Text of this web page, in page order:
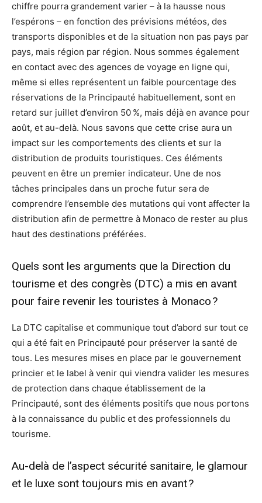
chiffre pourra grandement varier – à la hausse nous
l’espérons – en fonction des prévisions météos, des
transports disponibles et de la situation non pas pays par
pays, mais région par région. Nous sommes également
en contact avec des agences de voyage en ligne qui,
même si elles représentent un faible pourcentage des
réservations de la Principauté habituellement, sont en
retard sur juillet d’environ 50 %, mais déjà en avance pour
août, et au-delà. Nous savons que cette crise aura un
impact sur les comportements des clients et sur la
distribution de produits touristiques. Ces éléments
peuvent en être un premier indicateur. Une de nos
tâches principales dans un proche futur sera de
comprendre l’ensemble des mutations qui vont affecter la
distribution afin de permettre à Monaco de rester au plus
haut des destinations préférées.
Quels sont les arguments que la Direction du
tourisme et des congrès (DTC) a mis en avant
pour faire revenir les touristes à Monaco ?
La DTC capitalise et communique tout d’abord sur tout ce
qui a été fait en Principauté pour préserver la santé de
tous. Les mesures mises en place par le gouvernement
princier et le label à venir qui viendra valider les mesures
de protection dans chaque établissement de la
Principauté, sont des éléments positifs que nous portons
à la connaissance du public et des professionnels du
tourisme.
Au-delà de l’aspect sécurité sanitaire, le glamour
et le luxe sont toujours mis en avant ?